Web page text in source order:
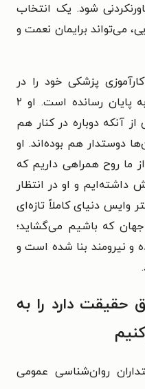
شود. یک انتخاب
برایمان نعمت و
پزشکی خود را در
دانشکدهٔ پزشکی دانشگاه ییل به پایان رسانده است. او ۲
آنکه دوباره در کنار هم
دوستدار هم بوده‌اند. او
روح همراهی داریم که
و او در انتظار
وایس دنیای کاملاً تازه‌ای
که باشیم می‌گشاید؛
و نیرومند بنا شده است و
.
حقیقت دارد را به
روان‌شناسی عمومی